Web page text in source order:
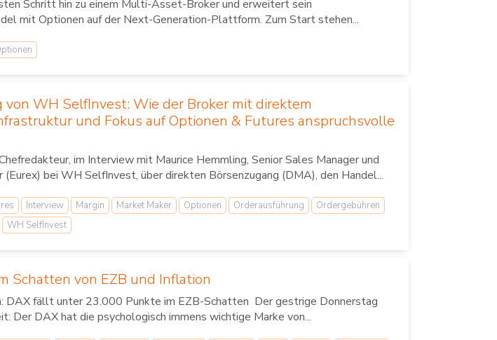
Schritt hin zu einem Multi-Asset-Broker und erweitert sein
mit Optionen auf der Next-Generation-Plattform. Zum Start stehen...
WH SelfInvest: Wie der Broker mit direktem
und Fokus auf Optionen & Futures anspruchsvolle
im Interview mit Maurice Hemmling, Senior Sales Manager und
bei WH SelfInvest, über direkten Börsenzugang (DMA), den Handel...
Interview Margin Market Maker Optionen Orderausführung
Ordergebühren
WH SelfInvest
Schatten von EZB und Inflation
DAX fällt unter 23.000 Punkte im EZB-Schatten Der gestrige Donnerstag
Der DAX hat die psychologisch immens wichtige Marke von...